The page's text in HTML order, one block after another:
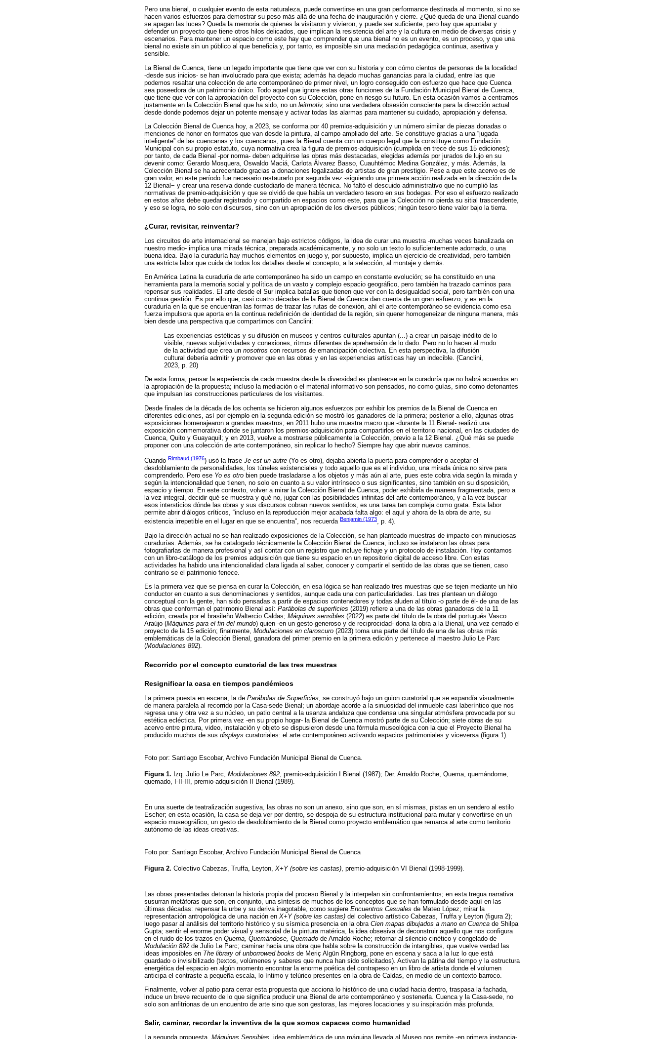
Pero una bienal, o cualquier evento de esta naturaleza, puede convertirse en una gran performance destinada al momento, si no se
hacen varios esfuerzos para demostrar su peso más allá de una fecha de inauguración y cierre. ¿Qué queda de una Bienal cuando
se apagan las luces? Queda la memoria de quienes la visitaron y vivieron, y puede ser suficiente, pero hay que apuntalar y
defender un proyecto que tiene otros hilos delicados, que implican la resistencia del arte y la cultura en medio de diversas crisis y
escenarios. Para mantener un espacio como este hay que comprender que una bienal no es un evento, es un proceso, y que una
bienal no existe sin un público al que beneficia y, por tanto, es imposible sin una mediación pedagógica continua, asertiva y
sensible.
La Bienal de Cuenca, tiene un legado importante que tiene que ver con su historia y con cómo cientos de personas de la localidad
-desde sus inicios- se han involucrado para que exista; además ha dejado muchas ganancias para la ciudad, entre las que
podemos resaltar una colección de arte contemporáneo de primer nivel, un logro conseguido con esfuerzo que hace que Cuenca
sea poseedora de un patrimonio único. Todo aquel que ignore estas otras funciones de la Fundación Municipal Bienal de Cuenca,
que tiene que ver con la apropiación del proyecto con su Colección, pone en riesgo su futuro. En esta ocasión vamos a centrarnos
justamente en la Colección Bienal que ha sido, no un leitmotiv, sino una verdadera obsesión consciente para la dirección actual
desde donde podemos dejar un potente mensaje y activar todas las alarmas para mantener su cuidado, apropiación y defensa.
La Colección Bienal de Cuenca hoy, a 2023, se conforma por 40 premios-adquisición y un número similar de piezas donadas o
menciones de honor en formatos que van desde la pintura, al campo ampliado del arte. Se constituye gracias a una “jugada
inteligente” de las cuencanas y los cuencanos, pues la Bienal cuenta con un cuerpo legal que la constituye como Fundación
Municipal con su propio estatuto, cuya normativa crea la figura de premios-adquisición (cumplida en trece de sus 15 ediciones);
por tanto, de cada Bienal -por norma- deben adquirirse las obras más destacadas, elegidas además por jurados de lujo en su
devenir como: Gerardo Mosquera, Oswaldo Maciá, Carlota Álvarez Basso, Cuauhtémoc Medina González, y más. Además, la
Colección Bienal se ha acrecentado gracias a donaciones legalizadas de artistas de gran prestigio. Pese a que este acervo es de
gran valor, en este período fue necesario restaurarlo por segunda vez -siguiendo una primera acción realizada en la dirección de la
12 Bienal− y crear una reserva donde custodiarlo de manera técnica. No faltó el descuido administrativo que no cumplió las
normativas de premio-adquisición y que se olvidó de que había un verdadero tesoro en sus bodegas. Por eso el esfuerzo realizado
en estos años debe quedar registrado y compartido en espacios como este, para que la Colección no pierda su sitial trascendente,
y eso se logra, no solo con discursos, sino con un apropiación de los diversos públicos; ningún tesoro tiene valor bajo la tierra.
¿Curar, revisitar, reinventar?
Los circuitos de arte internacional se manejan bajo estrictos códigos, la idea de curar una muestra -muchas veces banalizada en
nuestro medio- implica una mirada técnica, preparada académicamente, y no solo un texto lo suficientemente adornado, o una
buena idea. Bajo la curaduría hay muchos elementos en juego y, por supuesto, implica un ejercicio de creatividad, pero también
una estricta labor que cuida de todos los detalles desde el concepto, a la selección, al montaje y demás.
En América Latina la curaduría de arte contemporáneo ha sido un campo en constante evolución; se ha constituido en una
herramienta para la memoria social y política de un vasto y complejo espacio geográfico, pero también ha trazado caminos para
repensar sus realidades. El arte desde el Sur implica batallas que tienen que ver con la desigualdad social, pero también con una
continua gestión. Es por ello que, casi cuatro décadas de la Bienal de Cuenca dan cuenta de un gran esfuerzo, y es en la
curaduría en la que se encuentran las formas de trazar las rutas de conexión, ahí el arte contemporáneo se evidencia como esa
fuerza impulsora que aporta en la continua redefinición de identidad de la región, sin querer homogeneizar de ninguna manera, más
bien desde una perspectiva que compartimos con Canclini:
Las experiencias estéticas y su difusión en museos y centros culturales apuntan (...) a crear un paisaje inédito de lo
visible, nuevas subjetividades y conexiones, ritmos diferentes de aprehensión de lo dado. Pero no lo hacen al modo
de la actividad que crea un nosotros con recursos de emancipación colectiva. En esta perspectiva, la difusión
cultural debería admitir y promover que en las obras y en las experiencias artísticas hay un indecible. (Canclini,
2023, p. 20)
De esta forma, pensar la experiencia de cada muestra desde la diversidad es plantearse en la curaduría que no habrá acuerdos en
la apropiación de la propuesta; incluso la mediación o el material informativo son pensados, no como guías, sino como detonantes
que impulsan las construcciones particulares de los visitantes.
Desde finales de la década de los ochenta se hicieron algunos esfuerzos por exhibir los premios de la Bienal de Cuenca en
diferentes ediciones, así por ejemplo en la segunda edición se mostró los ganadores de la primera; posterior a ello, algunas otras
exposiciones homenajearon a grandes maestros; en 2011 hubo una muestra macro que -durante la 11 Bienal- realizó una
exposición conmemorativa donde se juntaron los premios-adquisición para compartirlos en el territorio nacional, en las ciudades de
Cuenca, Quito y Guayaquil; y en 2013, vuelve a mostrarse públicamente la Colección, previo a la 12 Bienal. ¿Qué más se puede
proponer con una colección de arte contemporáneo, sin replicar lo hecho? Siempre hay que abrir nuevos caminos.
Cuando Rimbaud (1976) usó la frase Je est un autre (Yo es otro), dejaba abierta la puerta para comprender o aceptar el
desdoblamiento de personalidades, los túneles existenciales y todo aquello que es el individuo, una mirada única no sirve para
comprenderlo. Pero ese Yo es otro bien puede trasladarse a los objetos y más aún al arte, pues este cobra vida según la mirada y
según la intencionalidad que tienen, no solo en cuanto a su valor intrínseco o sus significantes, sino también en su disposición,
espacio y tiempo. En este contexto, volver a mirar la Colección Bienal de Cuenca, poder exhibirla de manera fragmentada, pero a
la vez integral, decidir qué se muestra y qué no, jugar con las posibilidades infinitas del arte contemporáneo, y a la vez buscar
esos intersticios dónde las obras y sus discursos cobran nuevos sentidos, es una tarea tan compleja como grata. Esta labor
permite abrir diálogos críticos, “incluso en la reproducción mejor acabada falta algo: el aquí y ahora de la obra de arte, su
existencia irrepetible en el lugar en que se encuentra”, nos recuerda Benjamin (1973, p. 4).
Bajo la dirección actual no se han realizado exposiciones de la Colección, se han planteado muestras de impacto con minuciosas
curadurías. Además, se ha catalogado técnicamente la Colección Bienal de Cuenca, incluso se instalaron las obras para
fotografiarlas de manera profesional y así contar con un registro que incluye fichaje y un protocolo de instalación. Hoy contamos
con un libro-catálogo de los premios adquisición que tiene su espacio en un repositorio digital de acceso libre. Con estas
actividades ha habido una intencionalidad clara ligada al saber, conocer y compartir el sentido de las obras que se tienen, caso
contrario se el patrimonio fenece.
Es la primera vez que se piensa en curar la Colección, en esa lógica se han realizado tres muestras que se tejen mediante un hilo
conductor en cuanto a sus denominaciones y sentidos, aunque cada una con particularidades. Las tres plantean un diálogo
conceptual con la gente, han sido pensadas a partir de espacios contenedores y todas aluden al título -o parte de él- de una de las
obras que conforman el patrimonio Bienal así: Parábolas de superficies (2019) refiere a una de las obras ganadoras de la 11
edición, creada por el brasileño Waltercio Caldas; Máquinas sensibles (2022) es parte del título de la obra del portugués Vasco
Araújo (Máquinas para el fin del mundo) quien -en un gesto generoso y de reciprocidad- dona la obra a la Bienal, una vez cerrado el
proyecto de la 15 edición; finalmente, Modulaciones en claroscuro (2023) toma una parte del título de una de las obras más
emblemáticas de la Colección Bienal, ganadora del primer premio en la primera edición y pertenece al maestro Julio Le Parc
(Modulaciones 892).
Recorrido por el concepto curatorial de las tres muestras
Resignificar la casa en tiempos pandémicos
La primera puesta en escena, la de Parábolas de Superficies , se construyó bajo un guion curatorial que se expandía visualmente
de manera paralela al recorrido por la Casa-sede Bienal; un abordaje acorde a la sinuosidad del inmueble casi laberíntico que nos
regresa una y otra vez a su núcleo, un patio central a la usanza andaluza que condensa una singular atmósfera provocada por su
estética ecléctica. Por primera vez -en su propio hogar- la Bienal de Cuenca mostró parte de su Colección; siete obras de su
acervo entre pintura, video, instalación y objeto se dispusieron desde una fórmula museológica con la que el Proyecto Bienal ha
producido muchos de sus displays curatoriales: el arte contemporáneo activando espacios patrimoniales y viceversa (figura 1).
Foto por: Santiago Escobar, Archivo Fundación Municipal Bienal de Cuenca.
Figura 1. Izq. Julio Le Parc, Modulaciones 892, premio-adquisición I Bienal (1987); Der. Arnaldo Roche, Quema, quemándome,
quemado, I-II-III, premio-adquisición II Bienal (1989).
En una suerte de teatralización sugestiva, las obras no son un anexo, sino que son, en sí mismas, pistas en un sendero al estilo
Escher; en esta ocasión, la casa se deja ver por dentro, se despoja de su estructura institucional para mutar y convertirse en un
espacio museográfico, un gesto de desdoblamiento de la Bienal como proyecto emblemático que remarca al arte como territorio
autónomo de las ideas creativas.
Foto por: Santiago Escobar, Archivo Fundación Municipal Bienal de Cuenca
Figura 2. Colectivo Cabezas, Truffa, Leyton, X+Y (sobre las castas), premio-adquisición VI Bienal (1998-1999).
Las obras presentadas detonan la historia propia del proceso Bienal y la interpelan sin confrontamientos; en esta tregua narrativa
susurran metáforas que son, en conjunto, una síntesis de muchos de los conceptos que se han formulado desde aquí en las
últimas décadas: repensar la urbe y su deriva inagotable, como sugiere Encuentros Casuales de Mateo López; mirar la
representación antropológica de una nación en X+Y (sobre las castas) del colectivo artístico Cabezas, Truffa y Leyton (figura 2);
luego pasar al análisis del territorio histórico y su sísmica presencia en la obra Cien mapas dibujados a mano en Cuenca de Shilpa
Gupta; sentir el enorme poder visual y sensorial de la pintura matérica, la idea obsesiva de deconstruir aquello que nos configura
en el ruido de los trazos en Quema, Quemándose, Quemado de Arnaldo Roche; retornar al silencio cinético y congelado de
Modulación 892 de Julio Le Parc; caminar hacia una obra que habla sobre la construcción de intangibles, que vuelve verdad las
ideas imposibles en The library of unborrowed books de Meriç Algün Ringborg, pone en escena y saca a la luz lo que está
guardado o invisibilizado (textos, volúmenes y saberes que nunca han sido solicitados). Activan la pátina del tiempo y la estructura
energética del espacio en algún momento encontrar la enorme poética del contrapeso en un libro de artista donde el volumen
anticipa el contraste a pequeña escala, lo íntimo y telúrico presentes en la obra de Caldas, en medio de un contexto barroco.
Finalmente, volver al patio para cerrar esta propuesta que acciona lo histórico de una ciudad hacia dentro, traspasa la fachada,
induce un breve recuento de lo que significa producir una Bienal de arte contemporáneo y sostenerla. Cuenca y la Casa-sede, no
solo son anfitrionas de un encuentro de arte sino que son gestoras, las mejores locaciones y su inspiración más profunda.
Salir, caminar, recordar la inventiva de la que somos capaces como humanidad
La segunda propuesta, Máquinas Sensibles, idea emblemática de una máquina llevada al Museo nos remite -en primera instancia-